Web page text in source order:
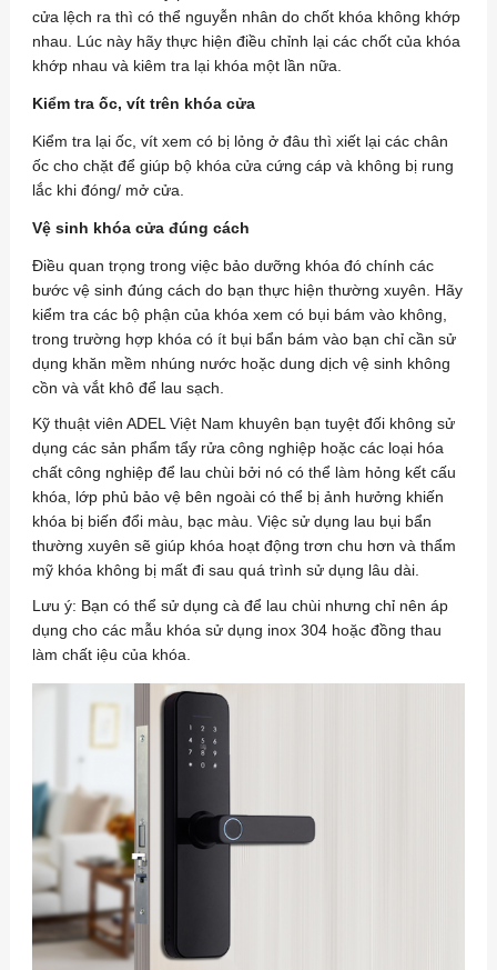
cửa lệch ra thì có thể nguyễn nhân do chốt khóa không khớp
nhau. Lúc này hãy thực hiện điều chỉnh lại các chốt của khóa
khớp nhau và kiêm tra lại khóa một lần nữa.
Kiểm tra ốc, vít trên khóa cửa
Kiểm tra lại ốc, vít xem có bị lỏng ở đâu thì xiết lại các chân
ốc cho chặt để giúp bộ khóa cửa cứng cáp và không bị rung
lắc khi đóng/ mở cửa.
Vệ sinh khóa cửa đúng cách
Điều quan trọng trong việc bảo dưỡng khóa đó chính các
bước vệ sinh đúng cách do bạn thực hiện thường xuyên. Hãy
kiểm tra các bộ phận của khóa xem có bụi bám vào không,
trong trường hợp khóa có ít bụi bẩn bám vào bạn chỉ cần sử
dụng khăn mềm nhúng nước hoặc dung dịch vệ sinh không
cồn và vắt khô để lau sạch.
Kỹ thuật viên ADEL Việt Nam khuyên bạn tuyệt đối không sử
dụng các sản phẩm tẩy rửa công nghiệp hoặc các loại hóa
chất công nghiệp để lau chùi bởi nó có thể làm hỏng kết cấu
khóa, lớp phủ bảo vệ bên ngoài có thể bị ảnh hưởng khiến
khóa bị biến đổi màu, bạc màu. Việc sử dụng lau bụi bẩn
thường xuyên sẽ giúp khóa hoạt động trơn chu hơn và thẩm
mỹ khóa không bị mất đi sau quá trình sử dụng lâu dài.
Lưu ý: Bạn có thể sử dụng cà để lau chùi nhưng chỉ nên áp
dụng cho các mẫu khóa sử dụng inox 304 hoặc đồng thau
làm chất iệu của khóa.